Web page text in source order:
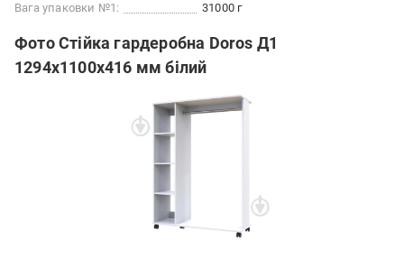
Вага упаковки №1:
31000 г
Фото Стійка гардеробна Doros Д1
1294х1100х416 мм білий